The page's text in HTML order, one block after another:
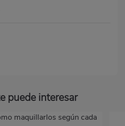
puede interesar